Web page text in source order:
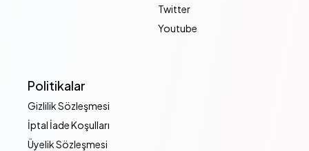
Twitter
Youtube
Politikalar
Gizlilik Sözleşmesi
İptal İade Koşulları
Üyelik Sözleşmesi